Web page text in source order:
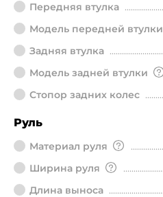
Передняя втулка
Модель передней втулки
Задняя втулка
Модель задней втулки
Стопор задних колес
Руль
Материал руля
Ширина руля
Длина выноса